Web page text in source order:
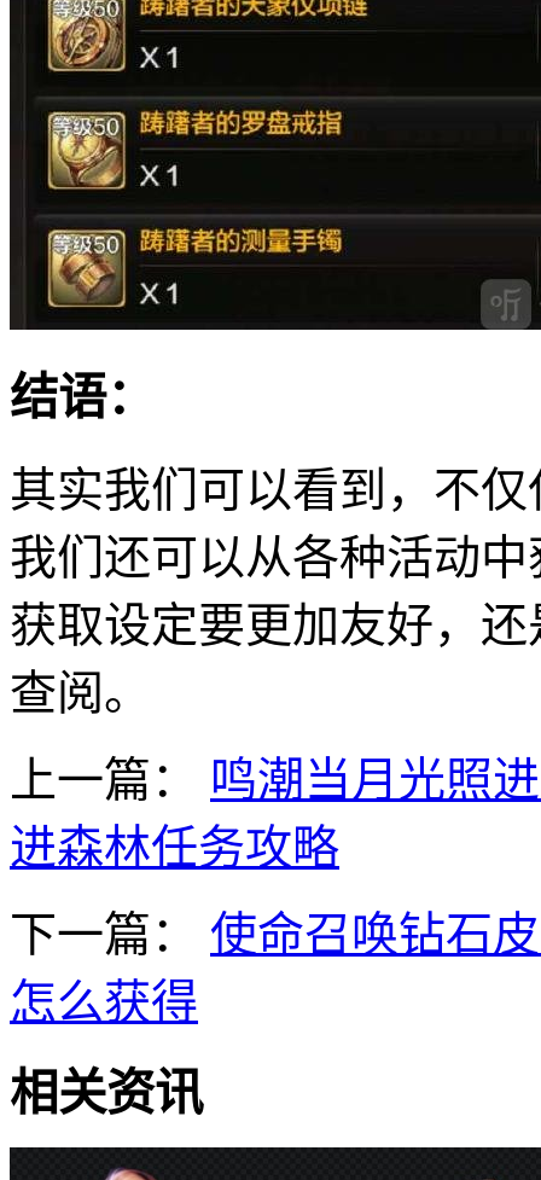
结语：
其实我们可以看到，不
我们还可以从各种活动
获取设定要更加友好，
查阅。
上一篇：
鸣潮当月光照
进森林任务攻略
下一篇：
使命召唤钻石
怎么获得
相关资讯